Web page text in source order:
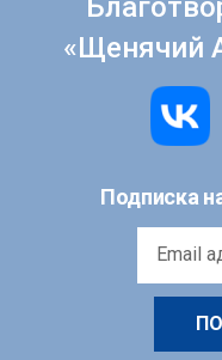
«Щенячий
Подписка